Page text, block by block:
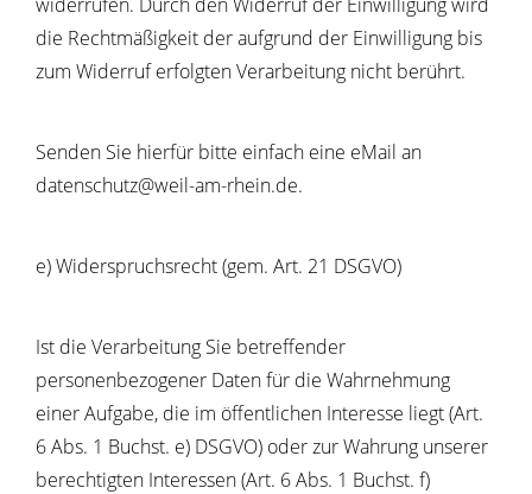
die Rechtmäßigkeit der aufgrund der Einwilligung bis
zum Widerruf erfolgten Verarbeitung nicht berührt.
Senden Sie hierfür bitte einfach eine eMail an
datenschutz@weil-am-rhein.de.
e) Widerspruchsrecht (gem. Art. 21 DSGVO)
Ist die Verarbeitung Sie betreffender
personenbezogener Daten für die Wahrnehmung
einer Aufgabe, die im öffentlichen Interesse liegt (Art.
6 Abs. 1 Buchst. e) DSGVO) oder zur Wahrung unserer
berechtigten Interessen (Art. 6 Abs. 1 Buchst. f)